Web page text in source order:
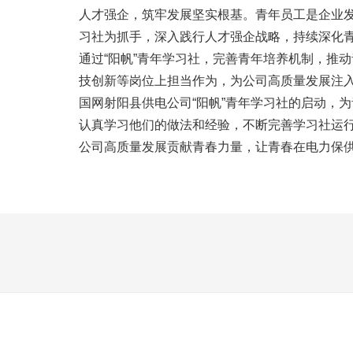
人才强企，筑牢发展坚实根基。青年员工是企业
习社为抓手，深入践行人才强企战略，持续深化
通过“阳帆”青年学习社，完善青年培养机制，推
技创新等岗位上担当作为，为公司高质量发展注
国网射阳县供电公司“阳帆”青年学习社的启动，
认真学习他们的做法和经验，不断完善学习社运
公司高质量发展贡献青春力量，让青春在电力保